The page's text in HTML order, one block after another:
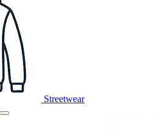
Streetwear